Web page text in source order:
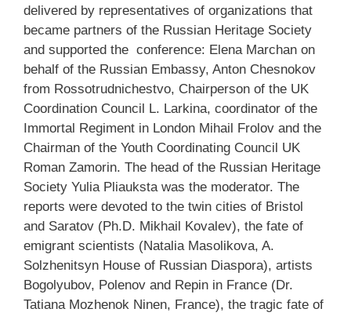
delivered by representatives of organizations that
became partners of the Russian Heritage Society
and supported the conference: Elena Marchan on
behalf of the Russian Embassy, ​​Anton Chesnokov
from Rossotrudnichestvo, Chairperson of the UK
Coordination Council L. Larkina, coordinator of the
Immortal Regiment in London Mihail Frolov and the
Chairman of the Youth Coordinating Council UK
Roman Zamorin. The head of the Russian Heritage
Society Yulia Pliauksta was the moderator. The
reports were devoted to the twin cities of Bristol
and Saratov (Ph.D. Mikhail Kovalev), the fate of
emigrant scientists (Natalia Masolikova, A.
Solzhenitsyn House of Russian Diaspora), artists
Bogolyubov, Polenov and Repin in France (Dr.
Tatiana Mozhenok Ninen, France), the tragic fate of